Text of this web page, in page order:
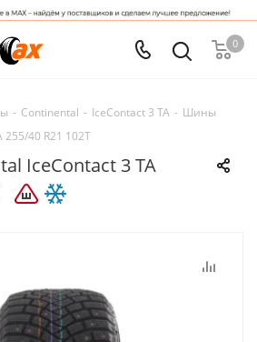
0
- Continental - IceContact 3 ТА - Шины
255/40 R21 102T
IceContact 3 ТА